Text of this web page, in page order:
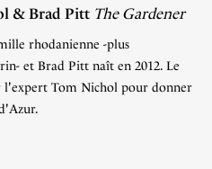
& Brad Pitt The Gardener
rhodanienne -plus
et Brad Pitt naît en 2012. Le
Tom Nichol pour donner